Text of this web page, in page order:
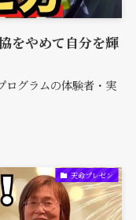
をやめて自分を輝
ログラムの体験者・実
天命プレゼン